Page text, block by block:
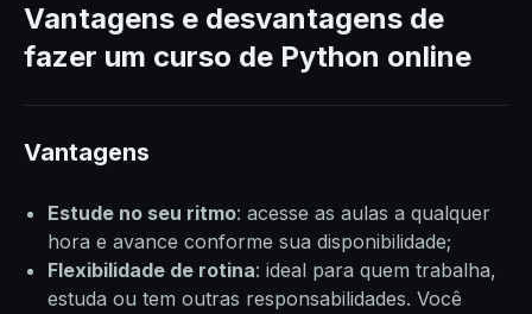
Vantagens e desvantagens de
fazer um curso de Python online
Vantagens
Estude no seu ritmo: acesse as aulas a qualquer
hora e avance conforme sua disponibilidade;
Flexibilidade de rotina: ideal para quem trabalha,
estuda ou tem outras responsabilidades. Você